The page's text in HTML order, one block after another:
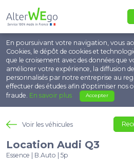
En poursuivant votre navigation, vous
Cookies, le dépôt de cookies et
que le croisement avec des données que
améliorer votre expérience, la diffusion
personnalisés par notre entreprise au
effectuer des études afin d'optimiser nos
fraude. En savoir plus Accepter
Voir les véhicules
Location Audi Q3
Essence | B.Auto | 5p